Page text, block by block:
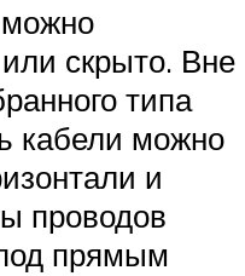
скрыто. Вне
типа
кабели можно
и
проводов
прямым